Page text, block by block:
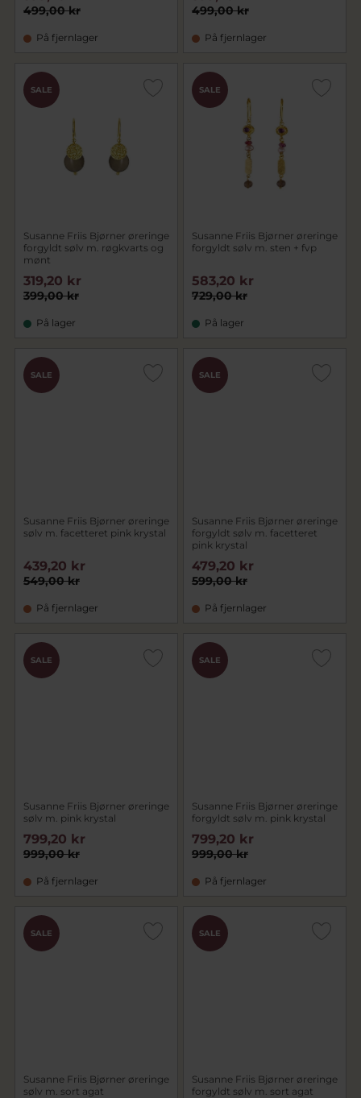
499,00 kr
På fjernlager
499,00 kr
På fjernlager
SALE
Susanne Friis Bjørner øreringe
forgyldt sølv m. røgkvarts og
mønt
399,00 kr
319,20 kr
På lager
SALE
Susanne Friis Bjørner øreringe
forgyldt sølv m. sten + fvp
729,00 kr
583,20 kr
På lager
SALE
Susanne Friis Bjørner øreringe
sølv m. facetteret pink krystal
549,00 kr
439,20 kr
På fjernlager
SALE
Susanne Friis Bjørner øreringe
forgyldt sølv m. facetteret
pink krystal
599,00 kr
479,20 kr
På fjernlager
SALE
Susanne Friis Bjørner øreringe
sølv m. pink krystal
999,00 kr
799,20 kr
På fjernlager
SALE
Susanne Friis Bjørner øreringe
forgyldt sølv m. pink krystal
999,00 kr
799,20 kr
På fjernlager
SALE
Susanne Friis Bjørner øreringe
sølv m. sort agat
SALE
Susanne Friis Bjørner øreringe
forgyldt sølv m. sort agat